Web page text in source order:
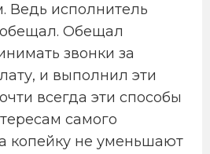
Ведь исполнитель
Обещал
звонки за
и выполнил эти
всегда эти способы
самого
копейку не уменьшают